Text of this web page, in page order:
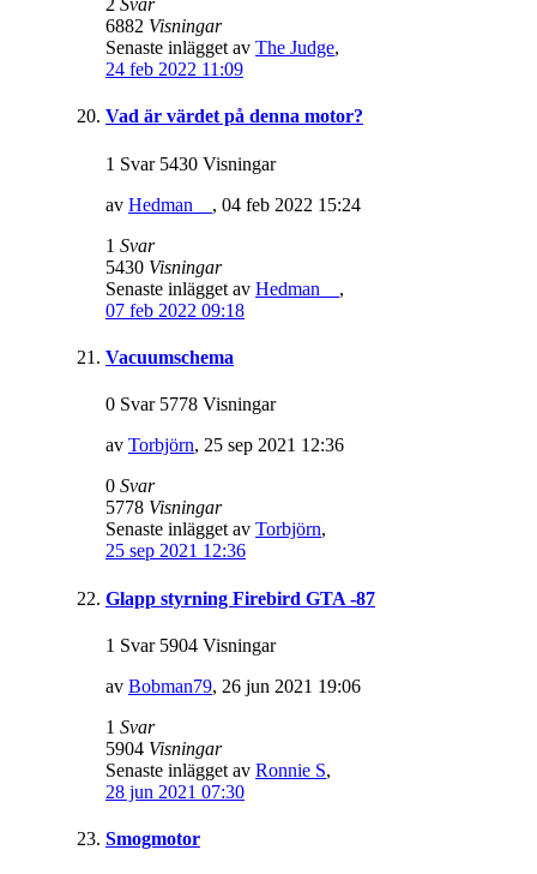
2 Svar
6882 Visningar
Senaste inlägget av The Judge,
24 feb 2022 11:09
Vad är värdet på denna motor?
1 Svar 5430 Visningar
av Hedman__ , 04 feb 2022 15:24
1 Svar
5430 Visningar
Senaste inlägget av Hedman__ ,
07 feb 2022 09:18
Vacuumschema
0 Svar 5778 Visningar
av Torbjörn, 25 sep 2021 12:36
0 Svar
5778 Visningar
Senaste inlägget av Torbjörn,
25 sep 2021 12:36
Glapp styrning Firebird GTA -87
1 Svar 5904 Visningar
av Bobman79, 26 jun 2021 19:06
1 Svar
5904 Visningar
Senaste inlägget av Ronnie S,
28 jun 2021 07:30
Smogmotor